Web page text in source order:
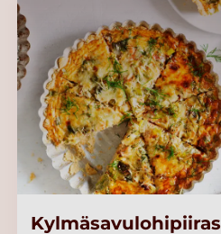
Kylmäsavulohipiiras